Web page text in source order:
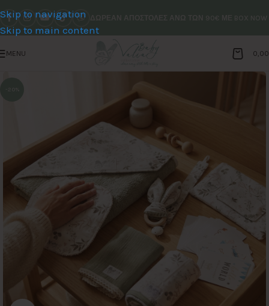
Skip to navigation
Skip to main content
MENU